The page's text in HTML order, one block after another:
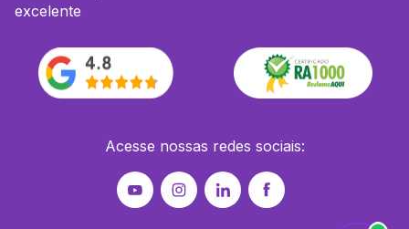
excelente
Acesse nossas redes sociais: